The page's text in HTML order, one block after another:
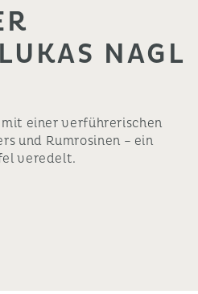
NAGL
einer verführerischen
und Rumrosinen – ein
veredelt.